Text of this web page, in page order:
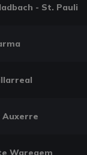
- St. Pauli
Auxerre
Waregem